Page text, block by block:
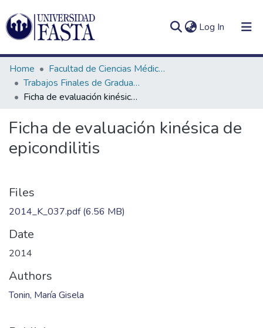
Log In (current)
Communities
&
Collections
In(current)
Home
Facultad de Ciencias Médicas
Trabajos Finales de Graduación de Licenciatura en Kinesiología
Ficha de evaluación kinésica de epicondilitis
Ficha de evaluación kinésica de
epicondilitis
Files
2014_K_037.pdf(6.56 MB)